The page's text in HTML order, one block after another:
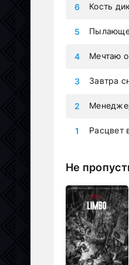
Расцвет
Завтра
Мечтаю
Кость
Не